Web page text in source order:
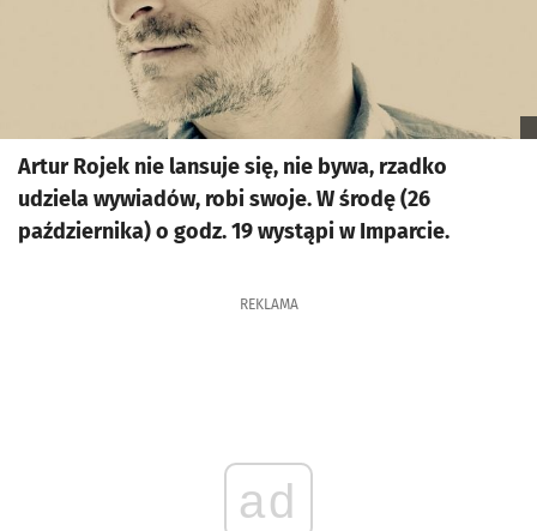
Artur Rojek nie lansuje się, nie bywa, rzadko
udziela wywiadów, robi swoje. W środę (26
października) o godz. 19 wystąpi w Imparcie.
REKLAMA
ad